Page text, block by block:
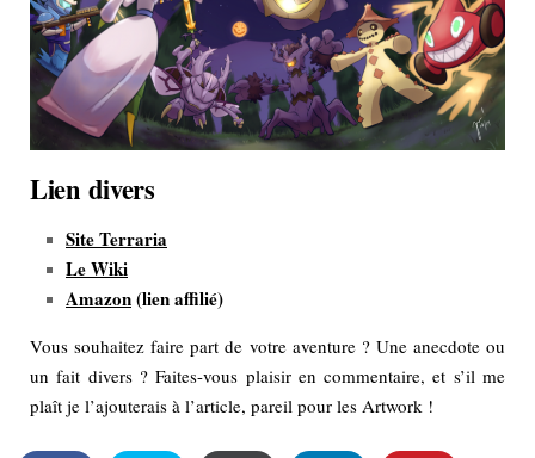
Lien divers
Site Terraria
Le Wiki
Amazon(lien affilié)
Vous souhaitez faire part de votre aventure ? Une anecdote ou
un fait divers ? Faites-vous plaisir en commentaire, et s’il me
plaît je l’ajouterais à l’article, pareil pour les Artwork !